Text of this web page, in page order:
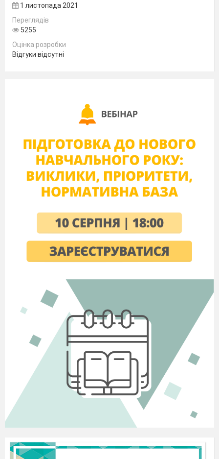
Опорні та базові поняття:
рельєфу, платформа, область
горст, грабен, тектонічний розлом,
Пангея, Гондвана, рівнина, гора,
Ефіопське нагір'я, Східноафриканське
плоскогір'я, вулкан Кіліманджаро,
Драконові гори, Капські гори.
ХІД УРОКУ
І. ОРГАНІЗАЦІЙНИЙ МОМЕНТ
Учитель.Доброго дня! Сідайте.
Подивиться один на одного, посміхніться
на уроці.
ІІ. ПЕРЕВІРКА ДОМАШНЬОГО
ЗАВДАННЯ ТА АКТУАЛІЗАЦІЯ
ОПОРНИХ ЗНАНЬ ТА УМІНЬ
На попередньому уроці
ми
мандрували з вами дивовижним і
загадковим материком , улюбленицею
Сонця – Африкою.
... Але й життя прекрасне ще й тому, що
можна мандрувати”, - говорив М.М.
Прижевальский.
І щоб переконатися в справедливості
цих слів, сьогоднішній урок є продовженням
нашої мандрівки материком.
Прийом «Географічна розминка»
Учитель ставить запитання за картою,
показуючи географічні об’єкти, що
характеризують географічне положення
Африки.
Бліцопитування.
1 листопада 2021
Переглядів
5255
Оцінка розробки
Відгуки відсутні